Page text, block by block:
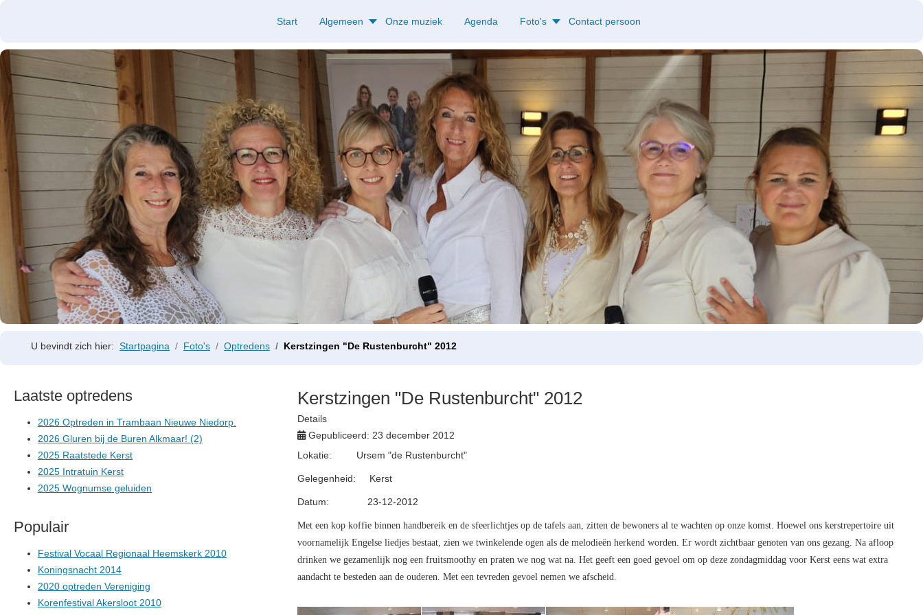
Start Algemeen Onze muziek Agenda Foto's Contact persoon
U bevindt zich hier: Startpagina Foto's Optredens Kerstzingen "De Rustenburcht" 2012
Laatste optredens
2026 Optreden in Trambaan Nieuwe Niedorp.
2026 Gluren bij de Buren Alkmaar! (2)
2025 Raatstede Kerst
2025 Intratuin Kerst
2025 Wognumse geluiden
Populair
Festival Vocaal Regionaal Heemskerk 2010
Koningsnacht 2014
2020 optreden Vereniging
Korenfestival Akersloot 2010
Kerstzingen "De Rustenburcht" 2012
Details
Gepubliceerd: 23 december 2012
Lokatie: Ursem "de Rustenburcht"
Gelegenheid: Kerst
Datum: 23-12-2012
Met een kop koffie binnen handbereik en de sfeerlichtjes op de tafels aan, zitten de bewoners al te wachten op onze komst. Hoewel ons kerstrepertoire uit
voornamelijk Engelse liedjes bestaat, zien we twinkelende ogen als de melodieën herkend worden. Er wordt zichtbaar genoten van ons gezang. Na afloop
drinken we gezamenlijk nog een fruitsmoothy en praten we nog wat na. Het geeft een goed gevoel om op deze zondagmiddag voor Kerst eens wat extra
aandacht te besteden aan de ouderen. Met een tevreden gevoel nemen we afscheid.